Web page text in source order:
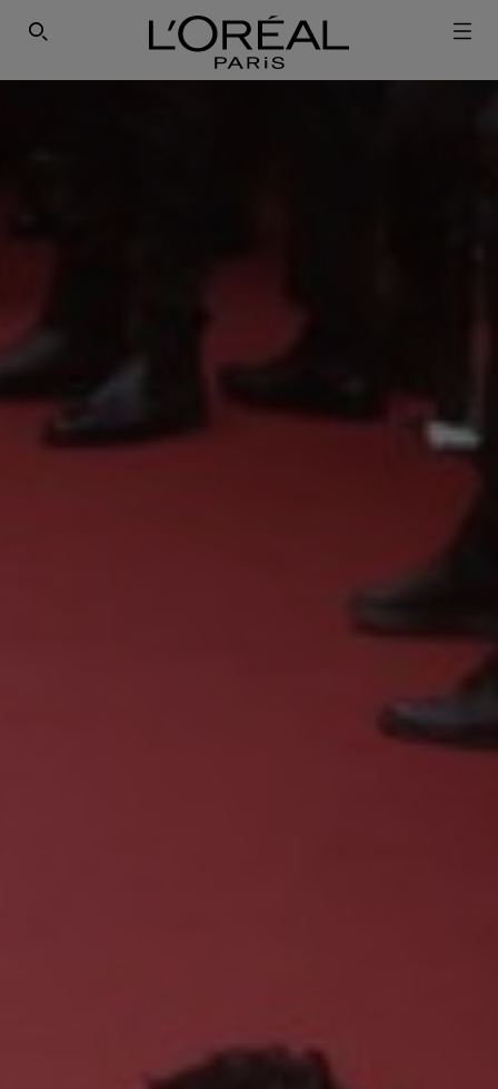
SEARCH THIS SITE